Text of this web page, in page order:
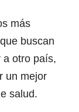
más
buscan
a otro país,
un mejor
salud.